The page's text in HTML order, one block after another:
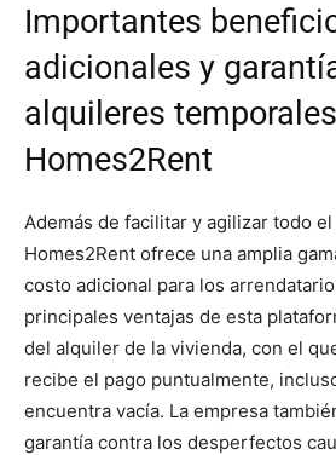
Importantes
adicionales y
alquileres
Homes2Rent
Además de facilitar y agilizar todo
Homes2Rent ofrece una amplia
costo adicional para los
principales ventajas de esta
del alquiler de la vivienda, con el
recibe el pago puntualmente,
encuentra vacía. La empresa
garantía contra los desperfectos